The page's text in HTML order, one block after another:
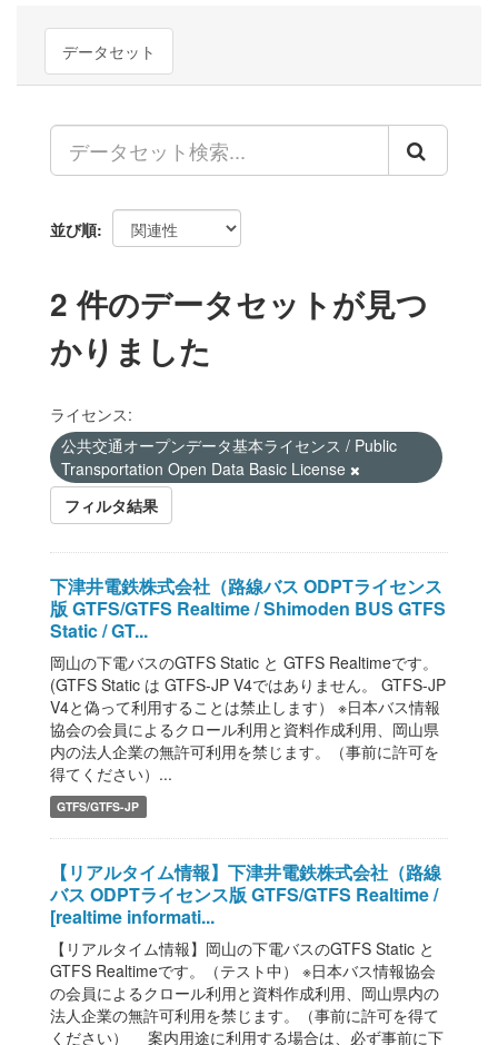
データセット
並び順
2 件のデータセットが見つ
かりました
ライセンス:
公共交通オープンデータ基本ライセンス / Public
Transportation Open Data Basic License
フィルタ結果
下津井電鉄株式会社（路線バス ODPTライセンス
版 GTFS/GTFS Realtime / Shimoden BUS GTFS
Static / GT...
岡山の下電バスのGTFS Static と GTFS Realtimeです。
(GTFS Static は GTFS-JP V4ではありません。 GTFS-JP
V4と偽って利用することは禁止します） ※日本バス情報
協会の会員によるクロール利用と資料作成利用、岡山県
内の法人企業の無許可利用を禁じます。（事前に許可を
得てください）...
GTFS/GTFS-JP
【リアルタイム情報】下津井電鉄株式会社（路線
バス ODPTライセンス版 GTFS/GTFS Realtime /
[realtime informati...
【リアルタイム情報】岡山の下電バスのGTFS Static と
GTFS Realtimeです。（テスト中） ※日本バス情報協会
の会員によるクロール利用と資料作成利用、岡山県内の
法人企業の無許可利用を禁じます。（事前に許可を得て
ください） 案内用途に利用する場合は、必ず事前に下